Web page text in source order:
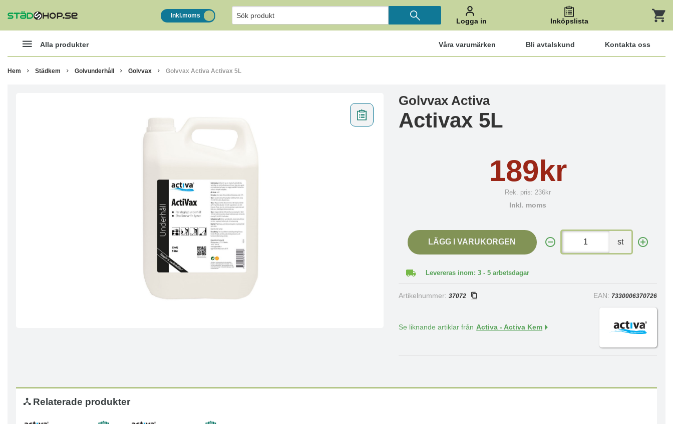
Inkl.moms
Logga in Inköpslista
Alla produkter Våra varumärken Bli avtalskund Kontakta oss
Hem Städkem Golvunderhåll Golvvax Golvvax Activa Activax 5L
Golvvax Activa
Activax 5L
189kr
Rek. pris:236kr
Inkl. moms
LÄGG I VARUKORGEN st
Levereras inom: 3 - 5 arbetsdagar
Artikelnummer:37072 EAN: 7330006370726
Se liknande artiklar från Activa - Activa Kem
Relaterade produkter